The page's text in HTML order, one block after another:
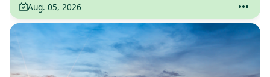
Aug. 05, 2026